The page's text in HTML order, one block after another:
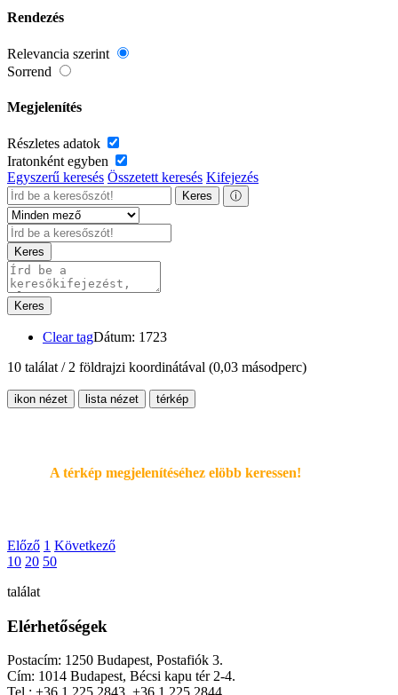
Rendezés
Relevancia szerint
Sorrend
Megjelenítés
Részletes adatok
Iratonként egyben
Egyszerű keresés Összetett keresés Kifejezés
Keres ⓘ
Keres
Keres
Clear tagDátum: 1723
10 találat / 2 földrajzi koordinátával (0,03 másodperc)
ikon nézet lista nézet térkép
A térkép megjelenítéséhez elöbb keressen!
Előző 1 Következő
10 20 50
találat
Elérhetőségek
Postacím: 1250 Budapest, Postafiók 3.
Cím: 1014 Budapest, Bécsi kapu tér 2-4.